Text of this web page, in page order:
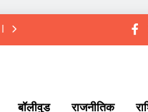
बॉलीवुड राजनीतिक